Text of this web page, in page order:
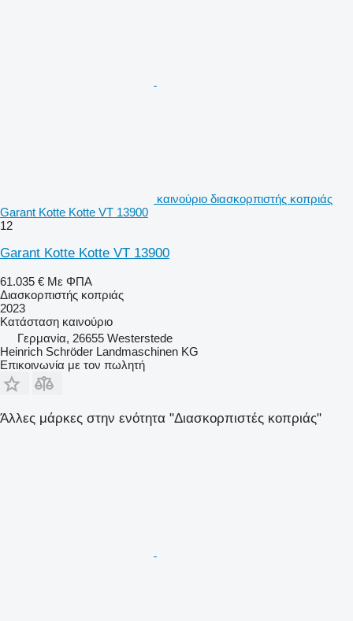
καινούριο διασκορπιστής κοπριάς
Garant Kotte Kotte VT 13900
12
Garant Kotte Kotte VT 13900
61.035 € Με ΦΠΑ
Διασκορπιστής κοπριάς
2023
Κατάσταση καινούριο
Γερμανία, 26655 Westerstede
Heinrich Schröder Landmaschinen KG
Επικοινωνία με τον πωλητή
Άλλες μάρκες στην ενότητα "Διασκορπιστές κοπριάς"